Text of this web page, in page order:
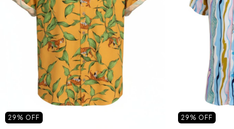
29 % OFF 29 % OFF